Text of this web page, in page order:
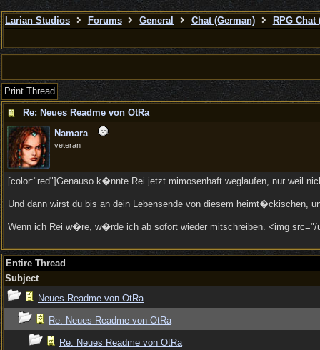
Larian Studios Forums General Chat (German) RPG Chat
Print Thread
Re: Neues Readme von OtRa
Namara
veteran
[color:"red"]Genauso k�nnte Rei jetzt mimosenhaft weglaufen, nur weil
Und dann wirst du bis an dein Lebensende von diesem heimt�ckischen,
Wenn ich Rei w�re, w�rde ich ab sofort wieder mitschreiben. <img
Entire Thread
Subject
Neues Readme von OtRa
Re: Neues Readme von OtRa
Re: Neues Readme von OtRa